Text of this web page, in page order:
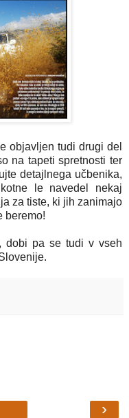
objavljen tudi drugi del
na tapeti spretnosti ter
detajlnega učbenika,
le navedel nekaj
za tiste, ki jih zanimajo
beremo!
dobi pa se tudi v vseh
›